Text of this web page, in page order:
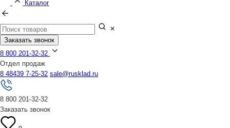
Каталог
Заказать звонок
8 800 201-32-32
Отдел продаж
8 48439 7-25-32 sale@rusklad.ru
8 800 201-32-32
Заказать звонок